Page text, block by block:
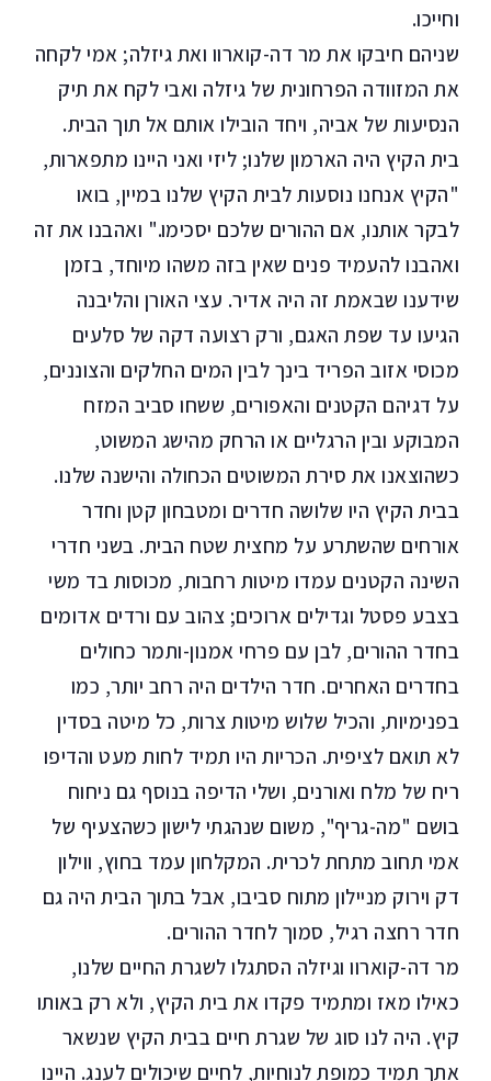
וחייכו.
שניהם חיבקו את מר דה-קוארוו ואת גיזלה; אמי לקחה
את המזוודה הפרחונית של גיזלה ואבי לקח את תיק
הנסיעות של אביה, ויחד הובילו אותם אל תוך הבית.
בית הקיץ היה הארמון שלנו; ליזי ואני היינו מתפארות,
"הקיץ אנחנו נוסעות לבית הקיץ שלנו במיין, בואו
לבקר אותנו, אם ההורים שלכם יסכימו." ואהבנו את זה
ואהבנו להעמיד פנים שאין בזה משהו מיוחד, בזמן
שידענו שבאמת זה היה אדיר. עצי האורן והליבנה
הגיעו עד שפת האגם, ורק רצועה דקה של סלעים
מכוסי אזוב הפריד בינך לבין המים החלקים והצוננים,
על דגיהם הקטנים והאפורים, ששחו סביב המזח
המבוקע ובין הרגליים או הרחק מהישג המשוט,
כשהוצאנו את סירת המשוטים הכחולה והישנה שלנו.
בבית הקיץ היו שלושה חדרים ומטבחון קטן וחדר
אורחים שהשתרע על מחצית שטח הבית. בשני חדרי
השינה הקטנים עמדו מיטות רחבות, מכוסות בד משי
בצבע פסטל וגדילים ארוכים; צהוב עם ורדים אדומים
בחדר ההורים, לבן עם פרחי אמנון-ותמר כחולים
בחדרים האחרים. חדר הילדים היה רחב יותר, כמו
בפנימיות, והכיל שלוש מיטות צרות, כל מיטה בסדין
לא תואם לציפית. הכריות היו תמיד לחות מעט והדיפו
ריח של מלח ואורנים, ושלי הדיפה בנוסף גם ניחוח
בושם "מה-גריף", משום שנהגתי לישון כשהצעיף של
אמי תחוב מתחת לכרית. המקלחון עמד בחוץ, ווילון
דק וירוק מניילון מתוח סביבו, אבל בתוך הבית היה גם
חדר רחצה רגיל, סמוך לחדר ההורים.
מר דה-קוארוו וגיזלה הסתגלו לשגרת החיים שלנו,
כאילו מאז ומתמיד פקדו את בית הקיץ, ולא רק באותו
קיץ. היה לנו סוג של שגרת חיים בבית הקיץ שנשאר
אתך תמיד כמופת לנוחיות, לחיים שיכולים לענג. היינו